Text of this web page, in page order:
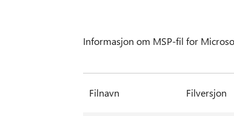
Informasjon om MSP-fil for
Filnavn Filversjon